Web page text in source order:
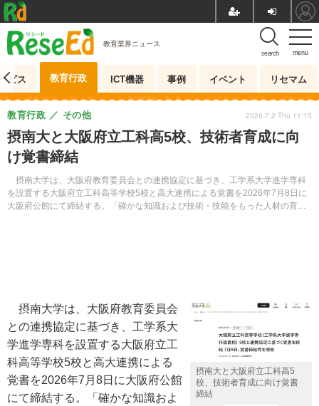
menu
search
教育業界ニュース
ビス 教育行政 ICT機器 事例 イベント リセマム
摂南大と大阪府立工科高5校、技術者育成に向
け覚書締結
摂南大学は、大阪府教育委員会との連携協定に基づき、工学系大学進学専科
を設置する大阪府立工科高等学校5校と高大連携による覚書を2026年7月8日に
大阪府公館にて締結する。「確かな知識および技術・技能をもった人材の育
教育行政 その他 2026.7.2 Thu 11:15
摂南大と大阪府立工科高5
校、技術者育成に向け覚書
締結
摂南大学は、大阪府教育委員会
との連携協定に基づき、工学系大
学進学専科を設置する大阪府立工
科高等学校5校と高大連携による
覚書を2026年7月8日に大阪府公館
にて締結する。「確かな知識およ